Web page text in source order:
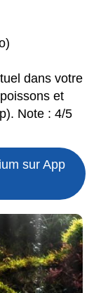
dans votre
et
Note : 4/5
sur App